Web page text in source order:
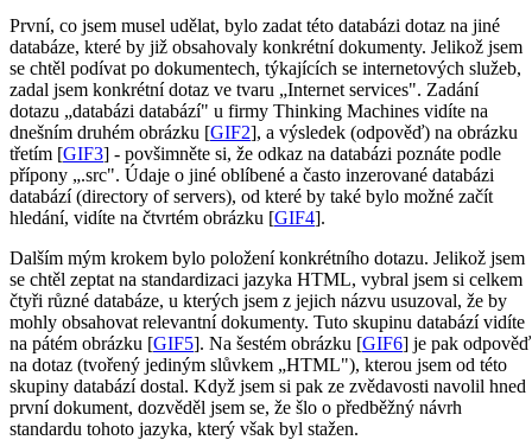
První, co jsem musel udělat, bylo zadat této databázi dotaz na jiné
databáze, které by již obsahovaly konkrétní dokumenty. Jelikož jsem
se chtěl podívat po dokumentech, týkajících se internetových služeb,
zadal jsem konkrétní dotaz ve tvaru „Internet services". Zadání
dotazu „databázi databází" u firmy Thinking Machines vidíte na
dnešním druhém obrázku [GIF2], a výsledek (odpověď) na obrázku
třetím [GIF3] - povšimněte si, že odkaz na databázi poznáte podle
přípony „.src". Údaje o jiné oblíbené a často inzerované databázi
databází (directory of servers), od které by také bylo možné začít
hledání, vidíte na čtvrtém obrázku [GIF4].
Dalším mým krokem bylo položení konkrétního dotazu. Jelikož jsem
se chtěl zeptat na standardizaci jazyka HTML, vybral jsem si celkem
čtyři různé databáze, u kterých jsem z jejich názvu usuzoval, že by
mohly obsahovat relevantní dokumenty. Tuto skupinu databází vidíte
na pátém obrázku [GIF5]. Na šestém obrázku [GIF6] je pak odpověď
na dotaz (tvořený jediným slůvkem „HTML"), kterou jsem od této
skupiny databází dostal. Když jsem si pak ze zvědavosti navolil hned
první dokument, dozvěděl jsem se, že šlo o předběžný návrh
standardu tohoto jazyka, který však byl stažen.